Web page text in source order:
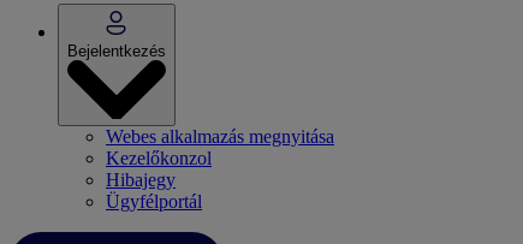
Bejelentkezés
Webes alkalmazás megnyitása
Kezelőkonzol
Hibajegy
Ügyfélportál